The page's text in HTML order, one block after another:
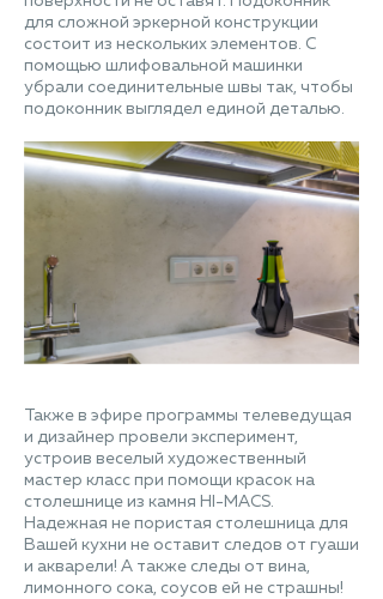
для сложной эркерной конструкции
состоит из нескольких элементов. С
помощью шлифовальной машинки
убрали соединительные швы так, чтобы
подоконник выглядел единой деталью.
Также в эфире программы телеведущая
и дизайнер провели эксперимент,
устроив веселый художественный
мастер класс при помощи красок на
столешнице из камня HI-MACS.
Надежная не пористая столешница для
Вашей кухни не оставит следов от гуаши
и акварели! А также следы от вина,
лимонного сока, соусов ей не страшны!